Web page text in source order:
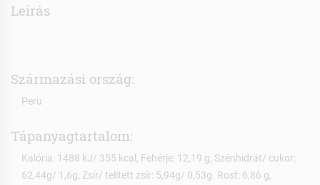
Leírás
Származási ország:
Peru
Tápanyagtartalom:
Kalória: 1488 kJ/ 355 kcal, Fehérje: 12,19 g, Szénhidrát/ cukor:
62,44g/ 1,6g, Zsír/ telített zsír: 5,94g/ 0,53g. Rost: 6,86 g,